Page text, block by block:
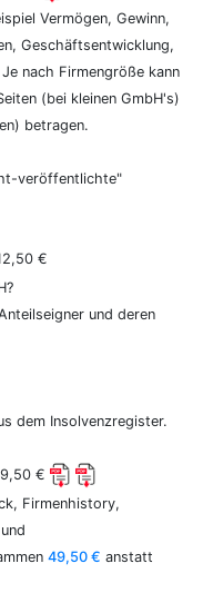
Vermögen, Gewinn,
Geschäftsentwicklung,
nach Firmengröße kann
(bei kleinen GmbH's)
betragen.
veröffentlichte"
€
und deren
dem Insolvenzregister.
€
Firmenhistory,
49,50 € anstatt